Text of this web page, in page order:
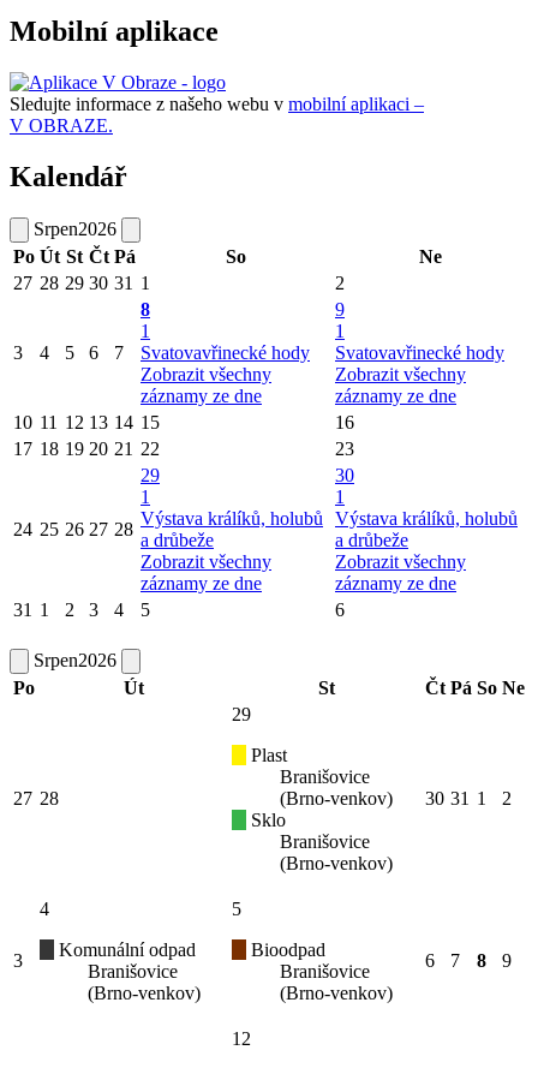
Mobilní aplikace
Sledujte informace z našeho webu v mobilní aplikaci –
V OBRAZE.
Kalendář
Srpen2026
Po Út St Čt Pá So
Ne
27 28 29 30 31 1 2
3 4 5 6 7
8
1
Svatovavřinecké hody
Zobrazit všechny
záznamy ze dne
9
1
Svatovavřinecké hody
Zobrazit všechny
záznamy ze dne
10 11 12 13 14 15
16
17 18 19 20 21 22 23
24 25 26 27 28
29
1
Výstava králíků, holubů
a drůbeže
Zobrazit všechny
záznamy ze dne
30
1
Výstava králíků, holubů
a drůbeže
Zobrazit všechny
záznamy ze dne
31 1 2 3 4 5 6
Srpen2026
Po
Út St Čt Pá So Ne
27 28
29
Plast
Branišovice
(Brno-venkov)
Sklo
Branišovice
(Brno-venkov)
30 31 1 2
3
4
Komunální odpad
Branišovice
(Brno-venkov)
5
Bioodpad
Branišovice
(Brno-venkov)
6 7 8 9
12